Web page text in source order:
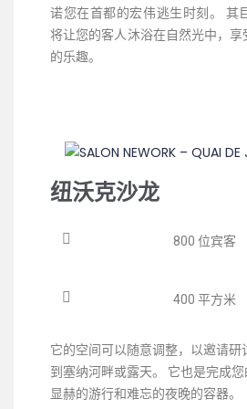
诺您在首都的宏伟逃生时刻。 其
将让您的客人沐浴在自然光中，
的乐趣。
纽沃克沙龙
800 位宾客
400 平方米
它的空间可以随意调整，以邀请研
到塞纳河畔或露天。 它也是完成
显赫的游行和难忘的夜晚的容器。